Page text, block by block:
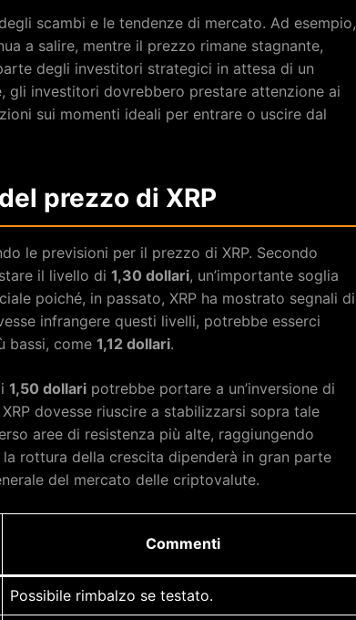
scambi e le tendenze di mercato. Ad esempio,
a salire, mentre il prezzo rimane stagnante,
degli investitori strategici in attesa di un
gli investitori dovrebbero prestare attenzione ai
sui momenti ideali per entrare o uscire dal
prezzo di XRP
le previsioni per il prezzo di XRP. Secondo
il livello di 1,30 dollari, un’importante soglia
poiché, in passato, XRP ha mostrato segnali di
infrangere questi livelli, potrebbe esserci
bassi, come 1,12 dollari.
1,50 dollari potrebbe portare a un’inversione di
dovesse riuscire a stabilizzarsi sopra tale
aree di resistenza più alte, raggiungendo
rottura della crescita dipenderà in gran parte
del mercato delle criptovalute.
Commenti
Possibile rimbalzo se testato.